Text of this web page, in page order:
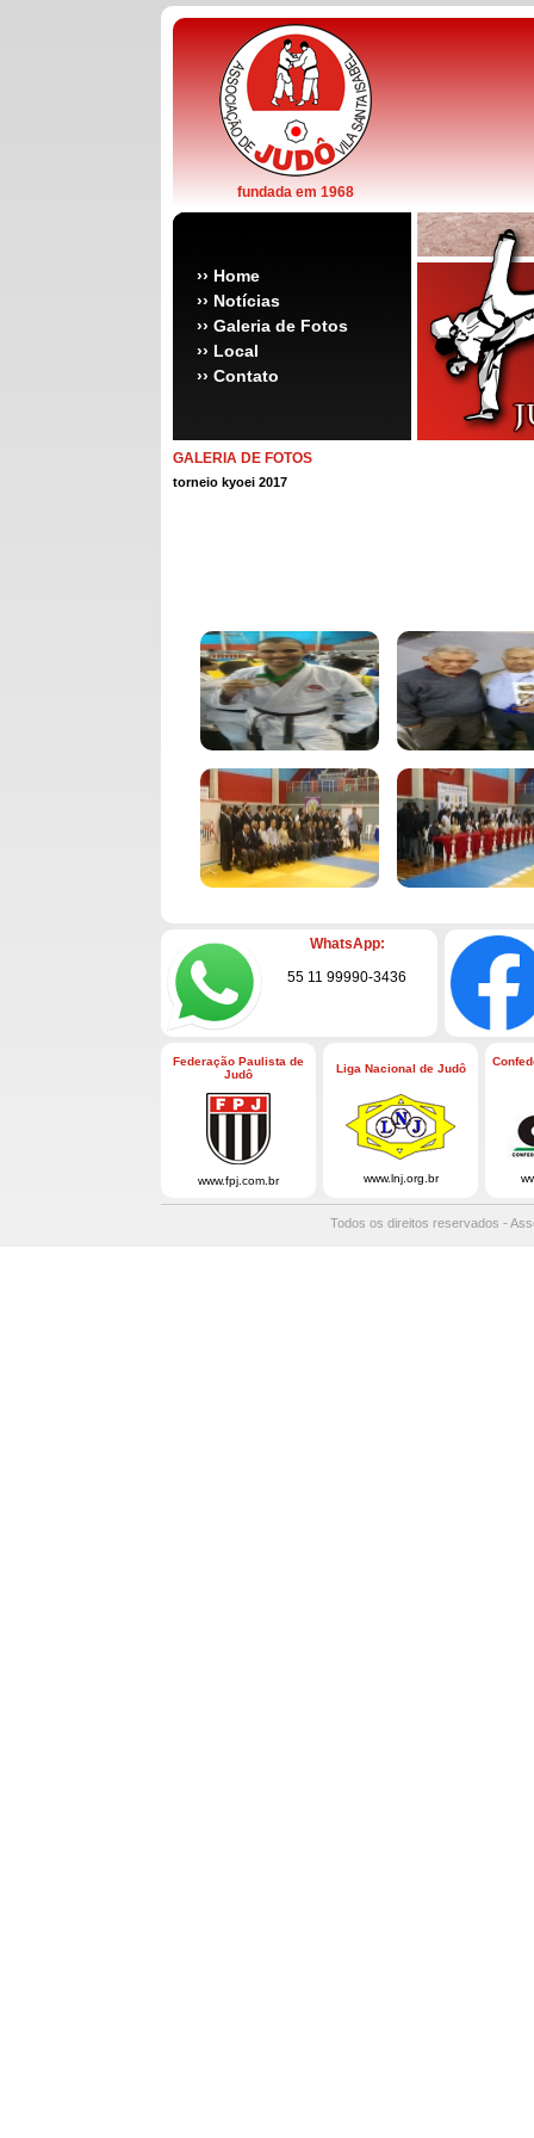
fundada em 1968
›› Home
›› Notícias
›› Galeria de Fotos
›› Local
›› Contato
GALERIA DE FOTOS
torneio kyoei 2017
WhatsApp:
55 11 99990-3436
Federação Paulista de
Judô
www.fpj.com.br
Liga Nacional de Judô
www.lnj.org.br
Todos os direitos reservados -